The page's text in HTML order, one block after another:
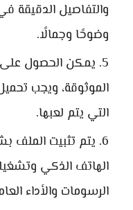
والتفاصيل الدقيقة
وضوحًا وجمالًا.
يمكن الحصول
الموثوقة، ويجب
التي يتم لعبها.
يتم تثبيت
الهاتف الذكي
الرسومات والأداء